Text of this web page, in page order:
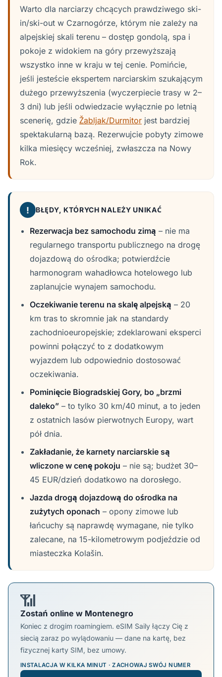
Warto dla narciarzy chcących prawdziwego ski-
in/ski-out w Czarnogórze, którym nie zależy na
alpejskiej skali terenu – dostęp gondolą, spa i
pokoje z widokiem na góry przewyższają
wszystko inne w kraju w tej cenie. Pomińcie,
jeśli jesteście ekspertem narciarskim szukającym
dużego przewyższenia (wyczerpiecie trasy w 2–
3 dni) lub jeśli odwiedzacie wyłącznie po letnią
scenerię, gdzie Žabljak/Durmitor jest bardziej
spektakularną bazą. Rezerwujcie pobyty zimowe
kilka miesięcy wcześniej, zwłaszcza na Nowy
Rok.
! BŁĘDY, KTÓRYCH NALEŻY UNIKAĆ
Rezerwacja bez samochodu zimą – nie ma
regularnego transportu publicznego na drogę
dojazdową do ośrodka; potwierdźcie
harmonogram wahadłowca hotelowego lub
zaplanujcie wynajem samochodu.
Oczekiwanie terenu na skalę alpejską – 20
km tras to skromnie jak na standardy
zachodnioeuropejskie; zdeklarowani eksperci
powinni połączyć to z dodatkowym
wyjazdem lub odpowiednio dostosować
oczekiwania.
Pominięcie Biogradskiej Gory, bo „brzmi
daleko” – to tylko 30 km/40 minut, a to jeden
z ostatnich lasów pierwotnych Europy, wart
pół dnia.
Zakładanie, że karnety narciarskie są
wliczone w cenę pokoju – nie są; budżet 30–
45 EUR/dzień dodatkowo na dorosłego.
Jazda drogą dojazdową do ośrodka na
zużytych oponach – opony zimowe lub
łańcuchy są naprawdę wymagane, nie tylko
zalecane, na 15-kilometrowym podjeździe od
miasteczka Kolašin.
📶
Zostań online w Montenegro
Koniec z drogim roamingiem. eSIM Saily łączy Cię z
siecią zaraz po wylądowaniu — dane na kartę, bez
fizycznej karty SIM, bez umowy.
INSTALACJA W KILKA MINUT · ZACHOWAJ SWÓJ NUMER